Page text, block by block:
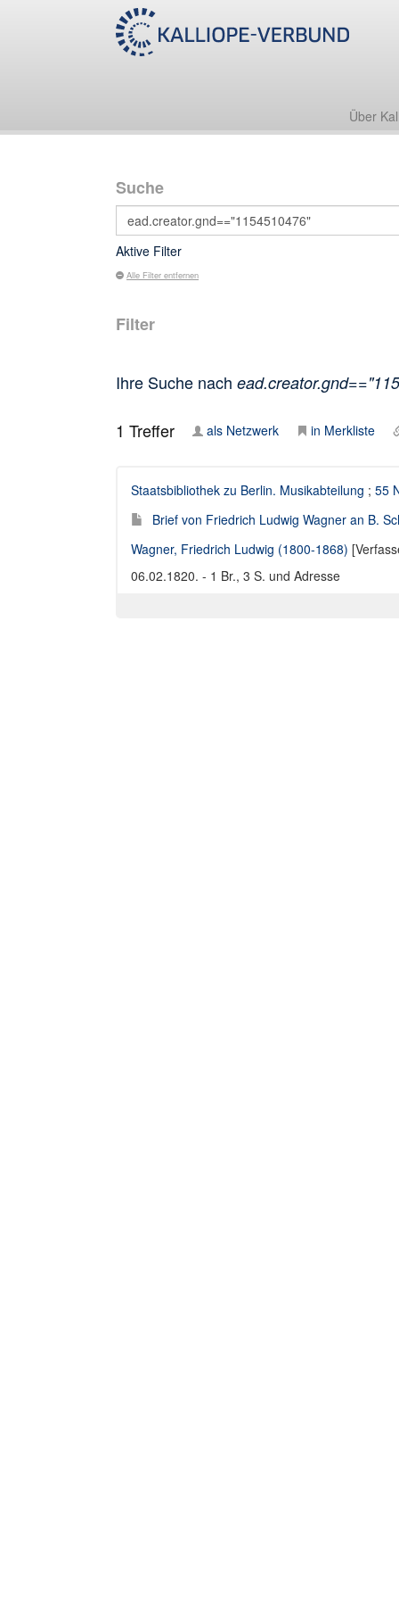
Über
Suche
Aktive Filter
Alle Filter entfernen
Filter
Ihre Suche nach
1 Treffer als Netzwerk in Merkliste
Staatsbibliothek zu Berlin. Musikabteilung ; 55
Brief von Friedrich Ludwig Wagner an B.
Wagner, Friedrich Ludwig (1800-1868)
06.02.1820. - 1 Br., 3 S. und Adresse